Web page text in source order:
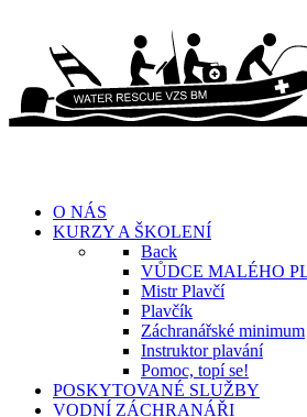
O NÁS
KURZY A ŠKOLENÍ
Back
VŮDCE MALÉHO
Mistr Plavčí
Plavčík
Záchranářské minimum
Instruktor plavání
Pomoc, topí se!
POSKYTOVANÉ SLUŽBY
VODNÍ ZÁCHRANÁŘI